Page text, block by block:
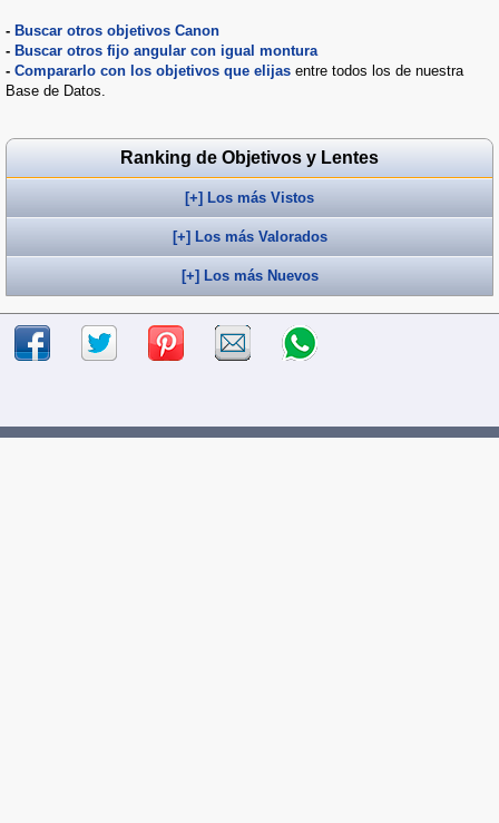
- Buscar otros objetivos Canon
- Buscar otros fijo angular con igual montura
- Compararlo con los objetivos que elijas entre todos los de nuestra
Base de Datos.
Ranking de Objetivos y Lentes
[+] Los más Vistos
[+] Los más Valorados
[+] Los más Nuevos